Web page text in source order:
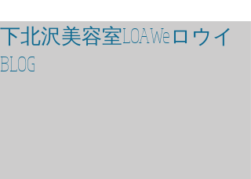
下北沢美容室LOAWeロウイ
BLOG